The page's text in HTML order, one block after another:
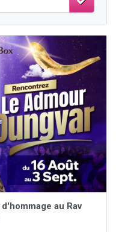
d'hommage au Rav